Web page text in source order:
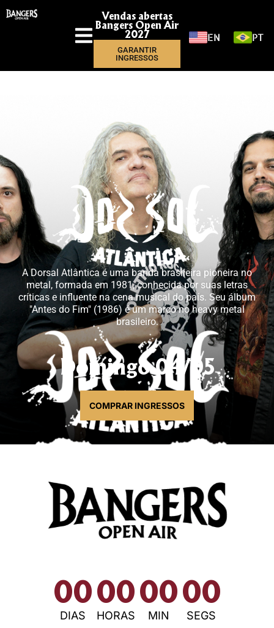
Vendas abertas
Bangers Open Air
2027
GARANTIR
INGRESSOS
EN PT
A Dorsal Atlântica é uma banda brasileira pioneira no
metal, formada em 1981, conhecida por suas letras
críticas e influente na cena musical do país. Seu álbum
"Antes do Fim" (1986) é um marco no heavy metal
brasileiro.
Domingo 04/05
COMPRAR INGRESSOS
00
DIAS
00
HORAS
00
MIN
00
SEGS